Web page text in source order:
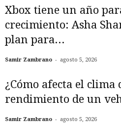
Xbox tiene un año
crecimiento: Asha
plan para...
Samir Zambrano - agosto 5, 2026
¿Cómo afecta el clima
rendimiento de un
Samir Zambrano - agosto 5, 2026